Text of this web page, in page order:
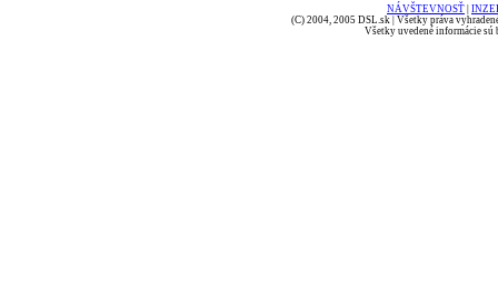
NÁVŠTEVNOSŤ
(C) 2004, 2005 DSL.sk | Všetky práva
Všetky uvedené informácie sú